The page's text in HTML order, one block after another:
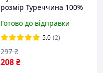
розмір Туреччина 100%
Готово до відправки
5.0 (2)
208₴
297 ₴